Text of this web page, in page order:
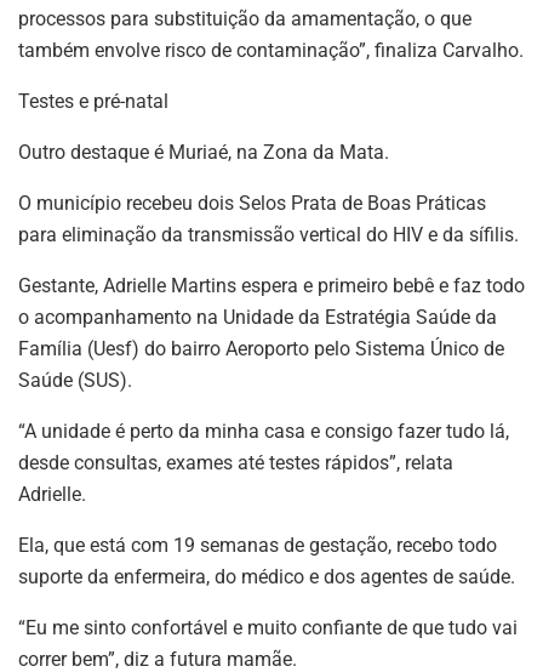
processos para substituição da amamentação, o que
também envolve risco de contaminação”, finaliza Carvalho.
Testes e pré-natal
Outro destaque é Muriaé, na Zona da Mata.
O município recebeu dois Selos Prata de Boas Práticas
para eliminação da transmissão vertical do HIV e da sífilis.
Gestante, Adrielle Martins espera e primeiro bebê e faz todo
o acompanhamento na Unidade da Estratégia Saúde da
Família (Uesf) do bairro Aeroporto pelo Sistema Único de
Saúde (SUS).
“A unidade é perto da minha casa e consigo fazer tudo lá,
desde consultas, exames até testes rápidos”, relata
Adrielle.
Ela, que está com 19 semanas de gestação, recebo todo
suporte da enfermeira, do médico e dos agentes de saúde.
“Eu me sinto confortável e muito confiante de que tudo vai
correr bem”, diz a futura mamãe.